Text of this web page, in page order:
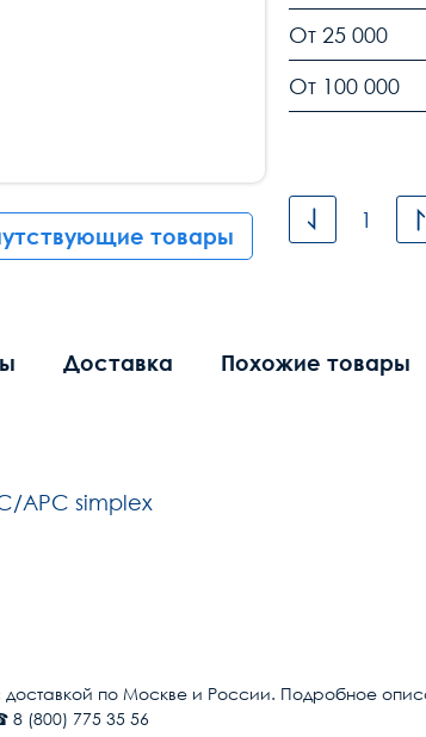
товары
От 25 000
От 100 000
Доставка Похожие товары
APC simplex
SM 9/125 (OS2)
доставкой по Москве и России. Подробное
(800) 775 35 56